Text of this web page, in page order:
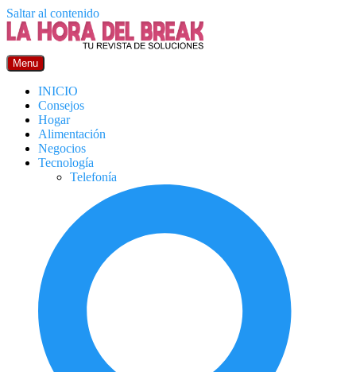
Saltar al contenido
Menu
INICIO
Consejos
Hogar
Alimentación
Negocios
Tecnología
Telefonía